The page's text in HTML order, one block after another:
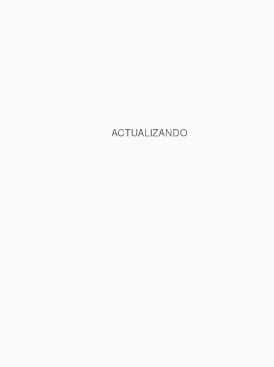
ACTUALIZANDO